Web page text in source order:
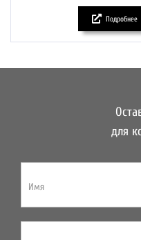
Подробнее
для
Имя